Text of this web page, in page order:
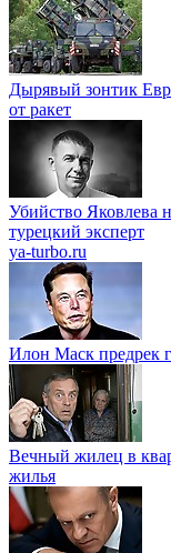
Дырявый зонтик
от ракет
Убийство
турецкий эксперт
ya-turbo.ru
Илон Маск предрек
Вечный жилец в
жилья